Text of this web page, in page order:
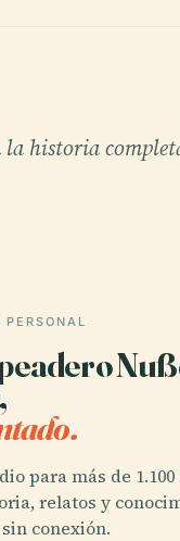
la historia
PERSONAL
para más de
relatos y
conexión.